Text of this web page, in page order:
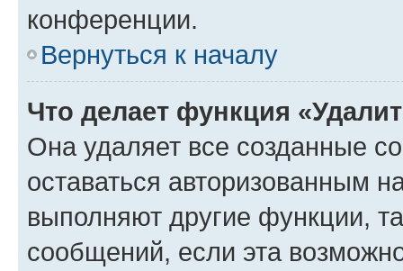
конференции.
Вернуться к началу
Что делает функция
Она удаляет все созданные
оставаться авторизованным
выполняют другие функции,
сообщений, если эта